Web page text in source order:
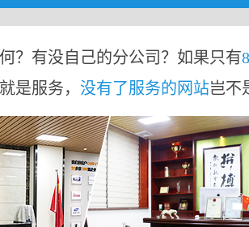
？有没自己的分公司？如果只有
是服务， 没有了服务的网站岂不